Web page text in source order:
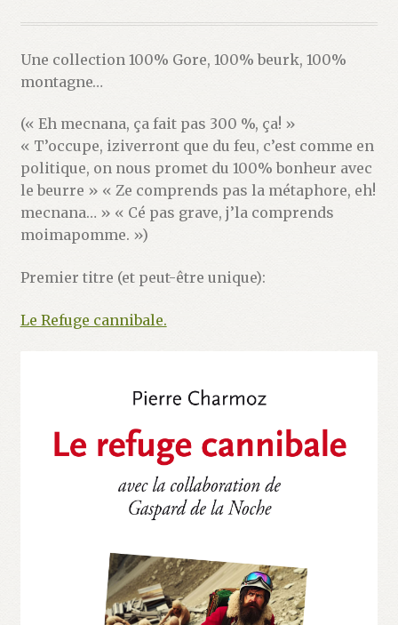
Panier
Validation de la commande
Une collection 100% Gore, 100% beurk, 100%
montagne…
(« Eh mecnana, ça fait pas 300 %, ça! »
« T’occupe, iziverront que du feu, c’est comme en
politique, on nous promet du 100% bonheur avec
le beurre » « Ze comprends pas la métaphore, eh!
mecnana… » « Cé pas grave, j’la comprends
moimapomme. »)
Premier titre (et peut-être unique):
Le Refuge cannibale.